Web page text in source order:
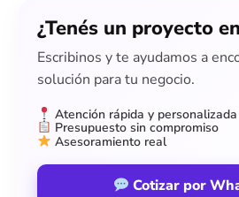
¿Tenés un proyecto
Escribinos y te ayudamos a
solución para tu negocio.
Atención rápida y personalizada
Presupuesto sin compromiso
Asesoramiento real
Cotizar por